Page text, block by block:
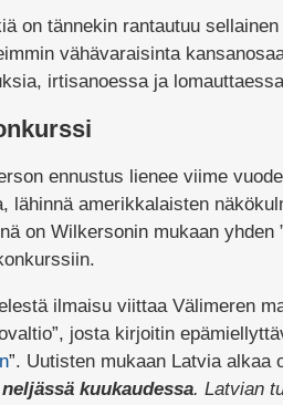
on tännekin rantautuu
vähävaraisinta
irtisanoessa ja
ennustus lienee viime
lähinnä amerikkalaisten
on Wilkersonin mukaan
ilmaisu viittaa Välimeren
josta kirjoitin
”. Uutisten mukaan Latvia alkaa
kuukaudessa. Latvian